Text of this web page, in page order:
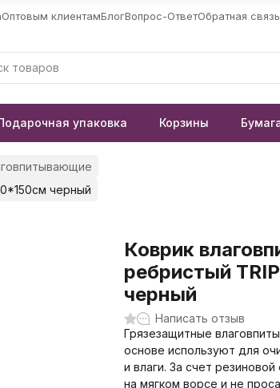
Оптовым клиентамБлогВопрос-ОтветОбратная связь
упаковка Корзины
черный
Коврик
ребристый
черный
Написать отзыв
Грязезащитные
основе используют для
и влаги. За счет
на мягком ворсе и не